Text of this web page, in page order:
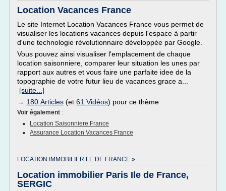
Location Vacances France
Le site Internet Location Vacances France vous permet de
visualiser les locations vacances depuis l'espace à partir
d'une technologie révolutionnaire développée par Google.
Vous pouvez ainsi visualiser l'emplacement de chaque
location saisonniere, comparer leur situation les unes par
rapport aux autres et vous faire une parfaite idee de la
topographie de votre futur lieu de vacances grace a...
[suite...]
→ 180 Articles (et 61 Vidéos) pour ce thème
Voir également :
Location Saisonniere France
Assurance Location Vacances France
LOCATION IMMOBILIER LE DE FRANCE »
Location immobilier Paris Ile de France,
SERGIC